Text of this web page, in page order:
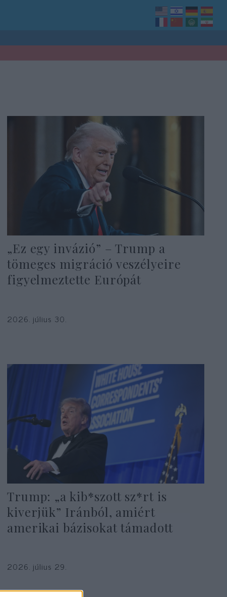
„Ez egy invázió” – Trump a
tömeges migráció veszélyeire
figyelmeztette Európát
2026. július 30.
Trump: „a kib*szott sz*rt is
kiverjük” Iránból, amiért
amerikai bázisokat támadott
2026. július 29.